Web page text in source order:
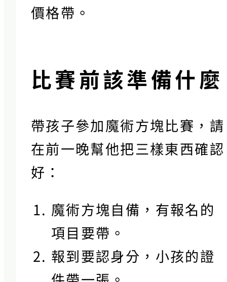
價格帶。
比賽前該準備什麼
帶孩子參加魔術方塊比賽，請
在前一晚幫他把三樣東西確認
好：
魔術方塊自備，有報名的
項目要帶。
報到要認身分，小孩的證